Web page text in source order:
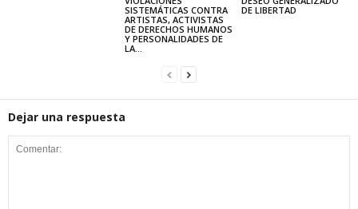
SISTEMÁTICAS CONTRA
ARTISTAS, ACTIVISTAS
DE DERECHOS HUMANOS
Y PERSONALIDADES DE
LA...
DE LIBERTAD
Dejar una respuesta